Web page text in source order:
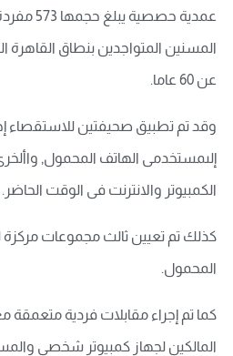
عمدية
المسنين المتواجدين بنطاق القاهرة
عن 60 عاما.
وقد تم تطبيق صحيفتين للاستقصاء
إلىمستخدمى الهاتف المحمول,
الكمبيوتر والانترنت فى الوقت الحاضر.
كذلك تم تعيين ثالث مجموعات
المحمول.
كما تم إجراء مقابلات فردية متعمقة
المالكين لجهاز كمبيوتر شخصى